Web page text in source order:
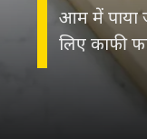
आम में पाया
लिए काफी